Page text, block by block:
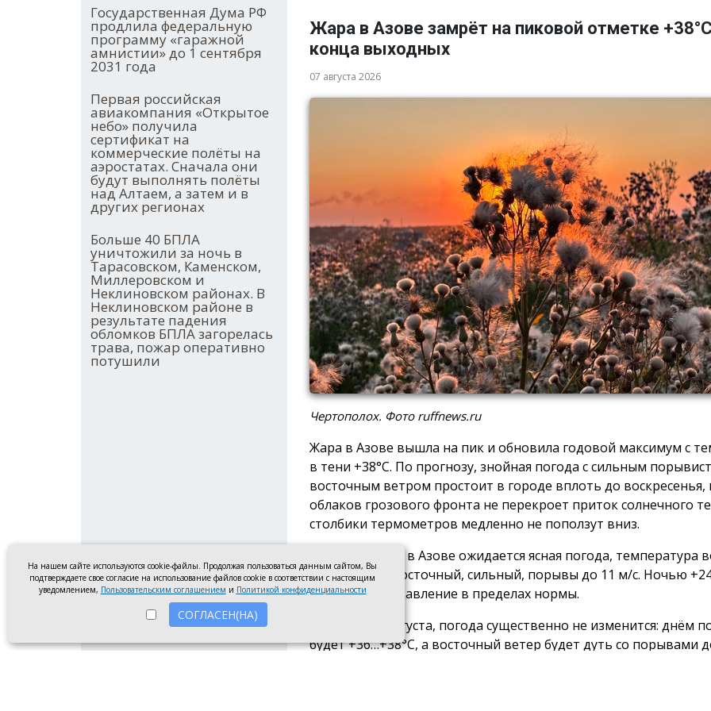
Государственная Дума РФ
продлила федеральную
программу «гаражной
амнистии» до 1 сентября
2031 года
Первая российская
авиакомпания «Открытое
небо» получила
сертификат на
коммерческие полёты на
аэростатах. Сначала они
будут выполнять полёты
над Алтаем, а затем и в
других регионах
Больше 40 БПЛА
уничтожили за ночь в
Тарасовском, Каменском,
Миллеровском и
Неклиновском районах. В
Неклиновском районе в
результате падения
обломков БПЛА загорелась
трава, пожар оперативно
потушили
Жара в Азове замрёт на пиковой отметке
конца выходных
07 августа 2026
Чертополох. Фото ruffnews.ru
Жара в Азове вышла на пик и обновила годовой максимум с
в тени +38°С. По прогнозу, знойная погода с сильным
восточным ветром простоит в городе вплоть до воскресенья,
облаков грозового фронта не перекроет приток солнечного
столбики термометров медленно не поползут вниз.
Днём 7 августа в Азове ожидается ясная погода, температура
+38°С, ветер восточный, сильный, порывы до 11 м/с. Ночью
Атмосферное давление в пределах нормы.
В субботу, 8 августа, погода существенно не изменится: днём
будет +36…+38°С, а восточный ветер будет дуть со порывами
На нашем сайте используются cookie-файлы. Продолжая пользоваться данным сайтом, Вы
подтверждаете свое согласие на использование файлов cookie в соответствии с настоящим
уведомлением, Пользовательским соглашением и Политикой конфиденциальности
СОГЛАСЕН(НА)